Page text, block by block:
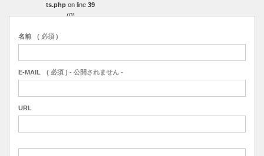
ts.php on line 39
(0)
名前 ( 必須 )
E-MAIL ( 必須 ) - 公開されません -
URL